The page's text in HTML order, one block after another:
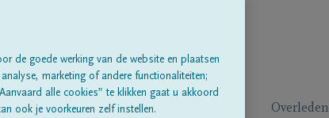
Overleden
de goede werking van de website en plaatsen
marketing of andere functionaliteiten;
alle cookies” te klikken gaat u akkoord
ook je voorkeuren zelf instellen.